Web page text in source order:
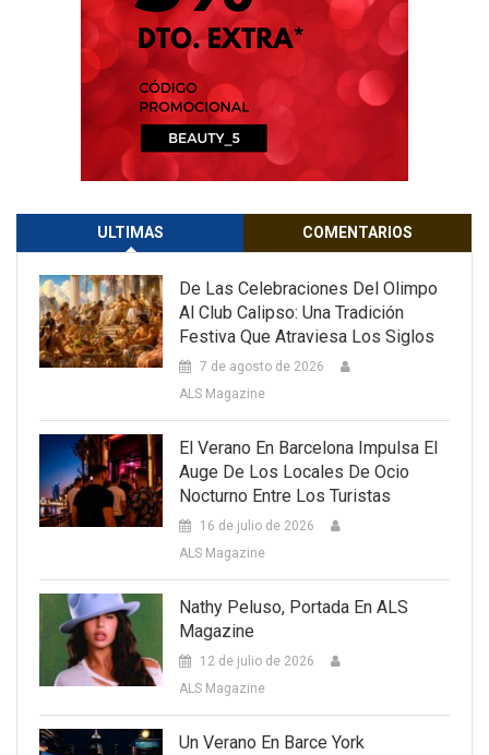
ULTIMAS COMENTARIOS
De Las Celebraciones Del Olimpo
Al Club Calipso: Una Tradición
Festiva Que Atraviesa Los Siglos
7 de agosto de 2026
ALS Magazine
El Verano En Barcelona Impulsa El
Auge De Los Locales De Ocio
Nocturno Entre Los Turistas
16 de julio de 2026
ALS Magazine
Nathy Peluso, Portada En ALS
Magazine
12 de julio de 2026
ALS Magazine
Un Verano En Barce York